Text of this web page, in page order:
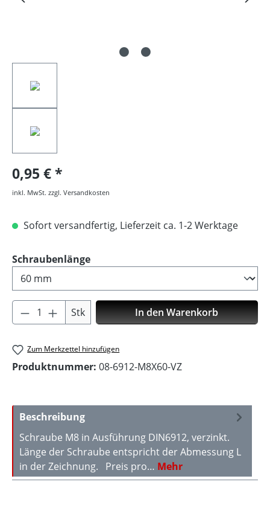
0,95 €
inkl. MwSt. zzgl. Versandkosten
Sofort versandfertig, Lieferzeit ca. 1-2 Werktage
Schraubenlängeauswählen
Produkt Anzahl: Gib den gewünschten
Stk In den Warenkorb
Zum Merkzettel hinzufügen
Produktnummer: 08-6912-M8X60-VZ
Beschreibung
Schraube M8 in Ausführung DIN6912, verzinkt.
Länge der Schraube entspricht der Abmessung L
in der Zeichnung. Preis pro… Mehr